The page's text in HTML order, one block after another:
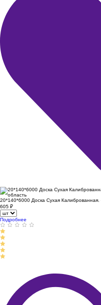
20*140*6000 Доска Сухая
605 ₽
Подробнее